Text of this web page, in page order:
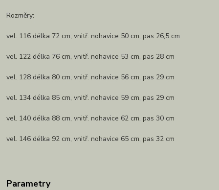
Rozměry:
vel. 116 délka 72 cm, vnitř. nohavice 50 cm, pas 26,5 cm
vel. 122 délka 76 cm, vnitř. nohavice 53 cm, pas 28 cm
vel. 128 délka 80 cm, vnitř. nohavice 56 cm, pas 29 cm
vel. 134 délka 85 cm, vnitř. nohavice 59 cm, pas 29 cm
vel. 140 délka 88 cm, vnitř. nohavice 62 cm, pas 30 cm
vel. 146 délka 92 cm, vnitř. nohavice 65 cm, pas 32 cm
Parametry